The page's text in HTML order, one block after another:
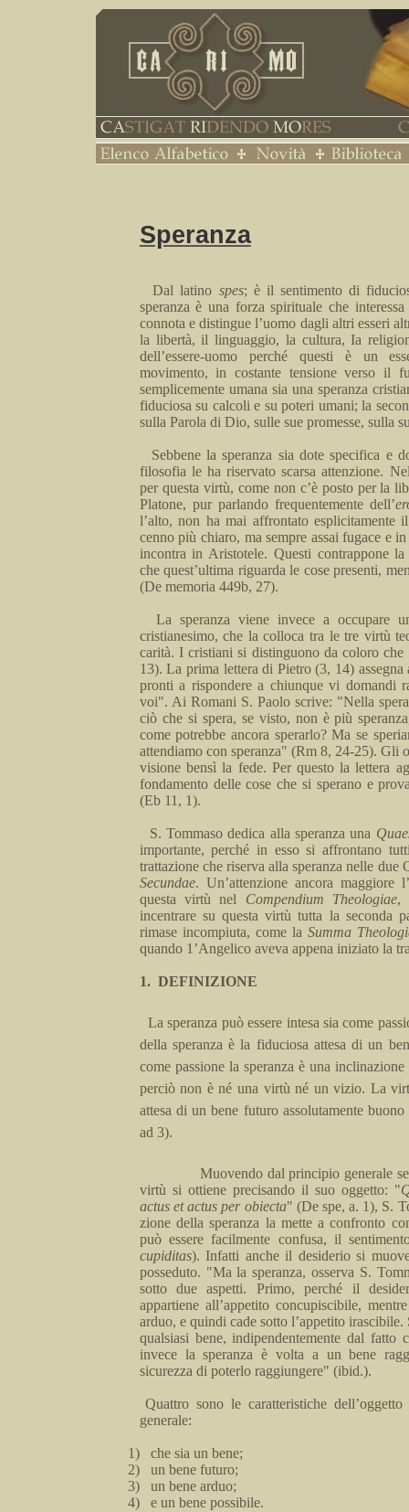
Speranza
Dal latino spes; è il sentimento di
speranza è una forza spi­rituale che
connota e distingue l’uomo dagli altri esseri
la libertà, il linguaggio, la cultura, Ia
dell’essere-uomo perché questi è un
movimento, in costante tensione verso il
semplicemen­teumana sia una speranza
fiduciosa su calcoli e su poteri umani; la
sulla Parola di Dio, sulle sue promes­se, sulla
Sebbene la speranza siadote specifica e
filosofia le ha ri­servato scarsa attenzione.
per questa virtù, come non c’è posto per la
Platone, pur parlando frequentemen­te dell’
l’alto, non ha mai affrontato esplicitamente
cenno più chiaro, ma sem­pre assai fugace e
incontra in Aristotele. Questi contrappone
chequest’ultima riguarda le cose presenti,
(De memo­ria 449b, 27).
La speranza viene invece a occupare
cristianesimo, che la collo­ca tra le tre virtù
carità. I cristiani si distinguono da co­loro
13). La prima lettera di Pietro (3, 14)
pronti a ri­spondere a chiunque vi domandi
voi". Ai Romani S. Paolo scrive: "Nella
ciò che si spera, se visto, non è più
come potrebbe ancora sperarlo? Ma se
attendia­mo con speranza" (Rm8, 24-25). Gli
visione bensì la fede. Per questo la lettera
fondamento delle cose che si sperano e
(Eb 11, 1).
S. Tommaso dedica alla speranza una
importante, perché in es­so si affrontano
trattazione che riserva alla speranza nelle
Secundae. Un’attenzione ancora maggiore
questa virtù nel Com­pendium Theologiae,
incentraresu questa virtù tutta la se­conda
rimase incompiuta, come la Summa Theolo
quando1’Angelico aveva appena iniziato la
1. DEFINIZIONE
La speranza può essere intesa sia come
della speranza è la fidu­ciosa attesa di un
come passione la speranza è una incli­nazione
per­ciò non è né una virtù né un vizio. La
attesa di un bene futu­ro assolutamente buono
ad 3).
Muovendo dal principio generale
virtù si ottiene precisando il suo oggetto: "
actus et actus per obiecta" (De spe,a. 1), S.
zione della speranza la mette a confronto
può essere facil­mente confusa, il
cupiditas).Infatti anche il de­siderio si
posseduto. "Ma la speranza, osserva S.
sotto due aspetti. Primo, perché il
appartiene all’appetito concupiscibile,
arduo, e quindi cade sotto l’appetito
qualsiasi bene, indipendentemente dal fatto
invece la spe­ranza è volta a un bene
sicurezza di poterlo raggiun­gere" (ibid.).
Quattro sono le caratteristiche
generale:
1)
che sia un bene;
2)
un bene futuro;
3)
un bene arduo;
4)
e un bene possibile.